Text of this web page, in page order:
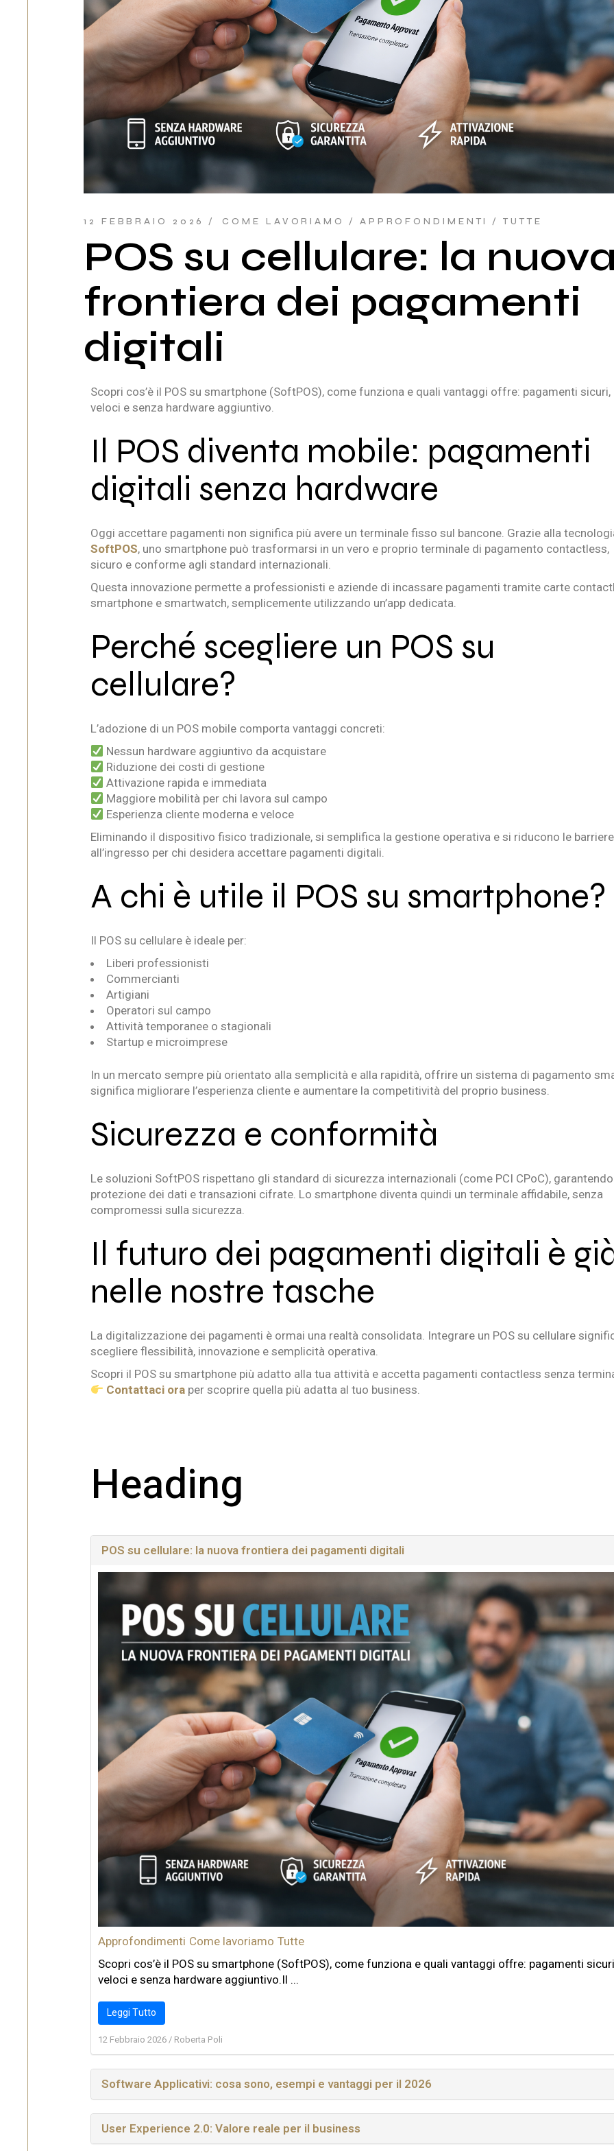
Industria 4.0
Outsourcing e
consulenza
informatica
12 FEBBRAIO 2026 COME LAVORIAMO APPROFONDIMENTI TUTTE
POS su cellulare: la
frontiera dei pagamenti
digitali
Scopri cos’è il POS su smartphone (SoftPOS), come funziona e quali vantaggi offre: pagamenti sicuri,
veloci e senza hardware aggiuntivo.
Il POS diventa mobile: pagamenti
digitali senza hardware
Oggi accettare pagamenti non significa più avere un terminale fisso sul bancone. Grazie alla
SoftPOS, uno smartphone può trasformarsi in un vero e proprio terminale di pagamento contactless,
sicuro e conforme agli standard internazionali.
Questa innovazione permette a professionisti e aziende di incassare pagamenti tramite carte
smartphone e smartwatch, semplicemente utilizzando un’app dedicata.
Perché scegliere un POS su
cellulare?
L’adozione di un POS mobile comporta vantaggi concreti:
Nessun hardware aggiuntivo da acquistare
Riduzione dei costi di gestione
Attivazione rapida e immediata
Maggiore mobilità per chi lavora sul campo
Esperienza cliente moderna e veloce
Eliminando il dispositivo fisico tradizionale, si semplifica la gestione operativa e si riducono le barriere
all’ingresso per chi desidera accettare pagamenti digitali.
A chi è utile il POS su smartphone?
Il POS su cellulare è ideale per:
Liberi professionisti
Commercianti
Artigiani
Operatori sul campo
Attività temporanee o stagionali
Startup e microimprese
In un mercato sempre più orientato alla semplicità e alla rapidità, offrire un sistema di pagamento
significa migliorare l’esperienza cliente e aumentare la competitività del proprio business.
Sicurezza e conformità
Le soluzioni SoftPOS rispettano gli standard di sicurezza internazionali (come PCI CPoC), garantendo
protezione dei dati e transazioni cifrate. Lo smartphone diventa quindi un terminale affidabile, senza
compromessi sulla sicurezza.
Il futuro dei pagamenti digitali è
nelle nostre tasche
La digitalizzazione dei pagamenti è ormai una realtà consolidata. Integrare un POS su cellulare
scegliere flessibilità, innovazione e semplicità operativa.
Scopri il POS su smartphone più adatto alla tua attività e accetta pagamenti contactless senza
Contattaci ora per scoprire quella più adatta al tuo business.
Heading
POS su cellulare: la nuova frontiera dei pagamenti digitali
Approfondimenti Come lavoriamo Tutte
Scopri cos’è il POS su smartphone (SoftPOS), come funziona e quali vantaggi offre: pagamenti
veloci e senza hardware aggiuntivo.Il ...
Leggi Tutto
12 Febbraio 2026/ Roberta Poli
Software Applicativi: cosa sono, esempi e vantaggi per il 2026
User Experience 2.0: Valore reale per il business